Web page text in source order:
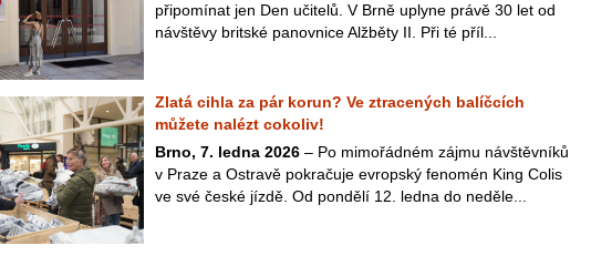
připomínat jen Den učitelů. V Brně uplyne právě 30 let od
návštěvy britské panovnice Alžběty II. Při té příl...
Zlatá cihla za pár korun? Ve ztracených balíčcích
můžete nalézt cokoliv!
Brno, 7. ledna 2026 – Po mimořádném zájmu návštěvníků
v Praze a Ostravě pokračuje evropský fenomén King Colis
ve své české jízdě. Od pondělí 12. ledna do neděle...